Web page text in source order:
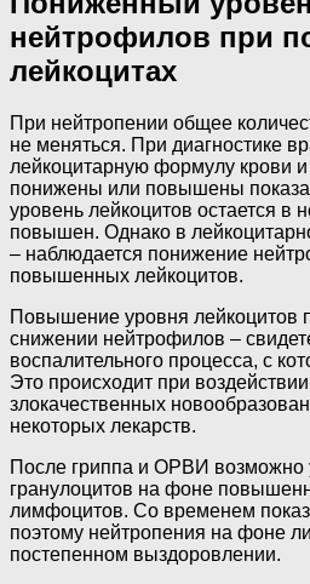
нейтрофилов при
лейкоцитах
При нейтропении общее
не меняться. При диагностике
лейкоцитарную формулу крови
понижены или повышены
уровень лейкоцитов остается в
повышен. Однако в
– наблюдается понижение
повышенных лейкоцитов.
Повышение уровня лейкоцитов
снижении нейтрофилов –
воспалительного процесса, с
Это происходит при
злокачественных
некоторых лекарств.
После гриппа и ОРВИ
гранулоцитов на фоне
лимфоцитов. Со временем
поэтому нейтропения на фоне
постепенном выздоровлении.